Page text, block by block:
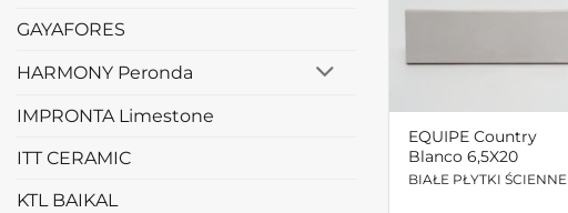
GAYAFORES
HARMONY Peronda
IMPRONTA Limestone
ITT CERAMIC
KTL BAIKAL
EQUIPE Country
Blanco 6,5X20
BIAŁE PŁYTKI ŚCIENNE